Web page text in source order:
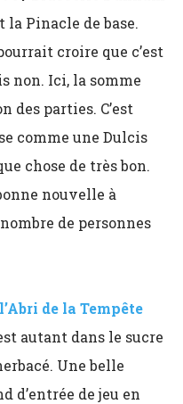
Pinacle de base.
croire que c’est
non. Ici, la somme
des parties. C’est
comme une Dulcis
chose de très bon.
nouvelle à
de personnes
de la Tempête
autant dans le sucre
Une belle
d’entrée de jeu en